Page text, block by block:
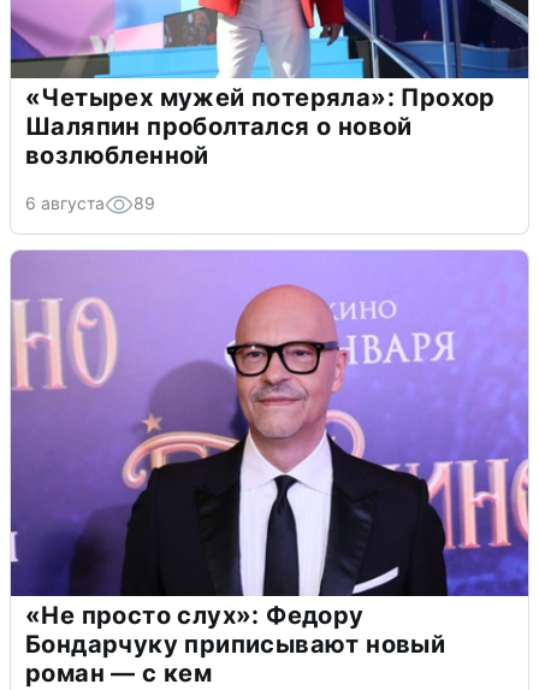
«Четырех мужей потеряла»: Прохор
Шаляпин проболтался о новой
возлюбленной
6 августа 89
«Не просто слух»: Федору
Бондарчуку приписывают новый
роман — с кем